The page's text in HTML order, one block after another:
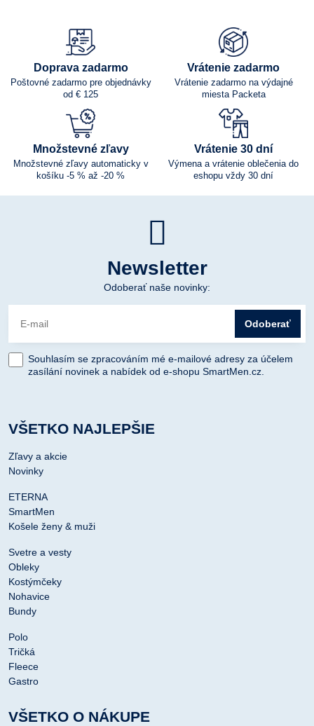
Doprava zadarmo
Poštovné zadarmo pre objednávky
od € 125
Vrátenie zadarmo
Vrátenie zadarmo na výdajné
miesta Packeta
Množstevné zľavy
Množstevné zľavy automaticky v
košíku -5 % až -20 %
Vrátenie 30 dní
Výmena a vrátenie oblečenia do
eshopu vždy 30 dní
Newsletter
Odoberať naše novinky:
Odoberať
Souhlasím se zpracováním mé e-mailové adresy za účelem
zasílání novinek a nabídek od e-shopu SmartMen.cz.
VŠETKO NAJLEPŠIE
Zľavy a akcie
Novinky
ETERNA
SmartMen
Košele ženy & muži
Svetre a vesty
Obleky
Kostýmčeky
Nohavice
Bundy
Polo
Tričká
Fleece
Gastro
VŠETKO O NÁKUPE